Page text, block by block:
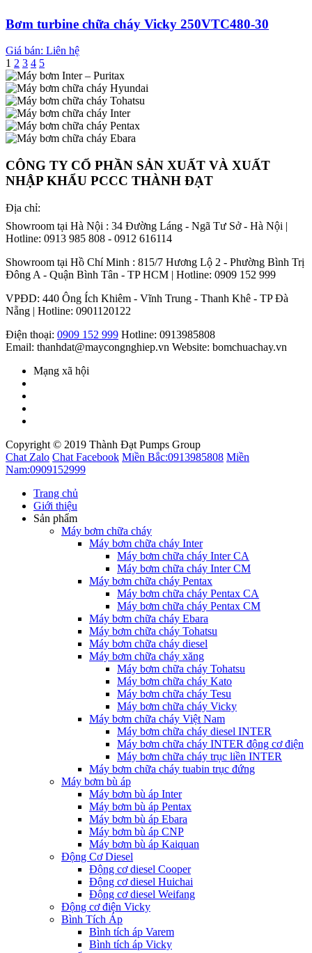
Bơm turbine chữa cháy Vicky 250VTC480-30
Giá bán: Liên hệ
1 2 3 4 5
CÔNG TY CỔ PHẦN SẢN XUẤT VÀ XUẤT
NHẬP KHẨU PCCC THÀNH ĐẠT
Địa chỉ:
Showroom tại Hà Nội : 34 Đường Láng - Ngã Tư Sở - Hà Nội |
Hotline: 0913 985 808 - 0912 616114
Showroom tại Hồ Chí Minh : 815/7 Hương Lộ 2 - Phường Bình Trị
Đông A - Quận Bình Tân - TP HCM | Hotline: 0909 152 999
VPĐD: 440 Ông Ích Khiêm - Vĩnh Trung - Thanh Khê - TP Đà
Nẵng | Hotline: 0901120122
Điện thoại: 0909 152 999 Hotline: 0913985808
Email: thanhdat@maycongnghiep.vn Website: bomchuachay.vn
Mạng xã hội
Copyright © 2019 Thành Đạt Pumps Group
Chat Zalo Chat Facebook Miền Bắc:0913985808 Miền
Nam:0909152999
Trang chủ
Giới thiệu
Sản phẩm
Máy bơm chữa cháy
Máy bơm chữa cháy Inter
Máy bơm chữa cháy Inter CA
Máy bơm chữa cháy Inter CM
Máy bơm chữa cháy Pentax
Máy bơm chữa cháy Pentax CA
Máy bơm chữa cháy Pentax CM
Máy bơm chữa cháy Ebara
Máy bơm chữa cháy Tohatsu
Máy bơm chữa cháy diesel
Máy bơm chữa cháy xăng
Máy bơm chữa cháy Tohatsu
Máy bơm chữa cháy Kato
Máy bơm chữa cháy Tesu
Máy bơm chữa cháy Vicky
Máy bơm chữa cháy Việt Nam
Máy bơm chữa cháy diesel INTER
Máy bơm chữa cháy INTER động cơ điện
Máy bơm chữa cháy trục liền INTER
Máy bơm chữa cháy tuabin trục đứng
Máy bơm bù áp
Máy bơm bù áp Inter
Máy bơm bù áp Pentax
Máy bơm bù áp Ebara
Máy bơm bù áp CNP
Máy bơm bù áp Kaiquan
Động Cơ Diesel
Động cơ diesel Cooper
Động cơ diesel Huichai
Động cơ diesel Weifang
Động cơ điện Vicky
Bình Tích Áp
Bình tích áp Varem
Bình tích áp Vicky